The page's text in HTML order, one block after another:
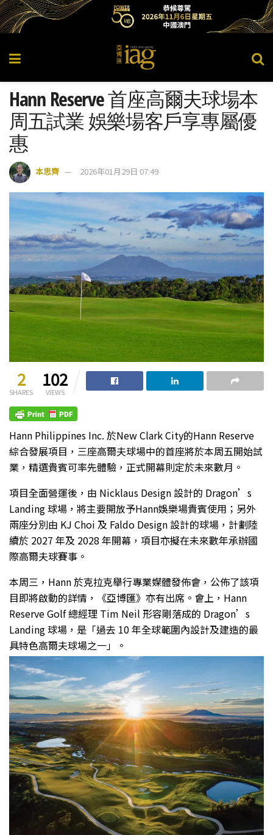
Hann Reserve 首座高爾夫球場本
周五試業 娛樂場客戶享專屬優
惠
本思齊 2026年01月29日 07:49
2
SHARES
102
VIEWS
Hann Philippines Inc. 於New Clark City的Hann Reserve
綜合發展項目，三座高爾夫球場中的首座將於本周五開始試
業，精選貴賓可率先體驗，正式開幕則定於未來數月。
項目全面營運後，由 Nicklaus Design 設計的 Dragon’s
Landing 球場，將主要開放予Hann娛樂場貴賓使用；另外
兩座分別由 KJ Choi 及 Faldo Design 設計的球場，計劃陸
續於 2027 年及 2028 年開幕，項目亦擬在未來數年承辦國
際高爾夫球賽事。
本周三，Hann 於克拉克舉行專業媒體發佈會，公佈了該項
目即將啟動的詳情，《亞博匯》亦有出席。會上，Hann
Reserve Golf 總經理 Tim Neil 形容剛落成的 Dragon’s
Landing 球場，是「過去 10 年全球範圍內設計及建造的最
具特色高爾夫球場之一」。